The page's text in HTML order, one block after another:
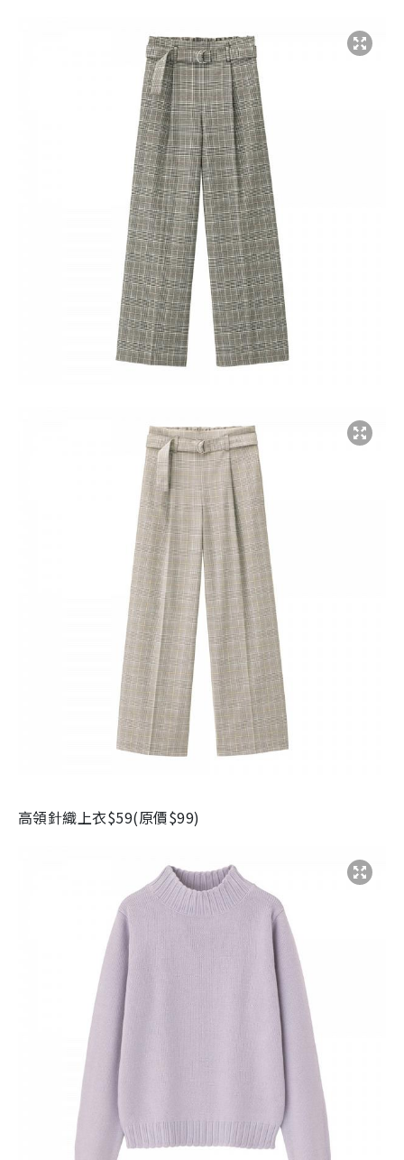
高領針織上衣$59(原價$99)